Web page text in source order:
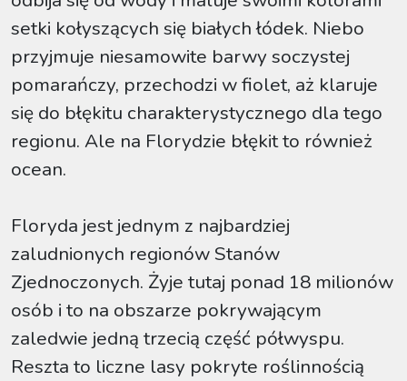
setki kołyszących się białych łódek. Niebo
przyjmuje niesamowite barwy soczystej
pomarańczy, przechodzi w fiolet, aż klaruje
się do błękitu charakterystycznego dla tego
regionu. Ale na Florydzie błękit to również
ocean.
Floryda jest jednym z najbardziej
zaludnionych regionów Stanów
Zjednoczonych. Żyje tutaj ponad 18 milionów
osób i to na obszarze pokrywającym
zaledwie jedną trzecią część półwyspu.
Reszta to liczne lasy pokryte roślinnością